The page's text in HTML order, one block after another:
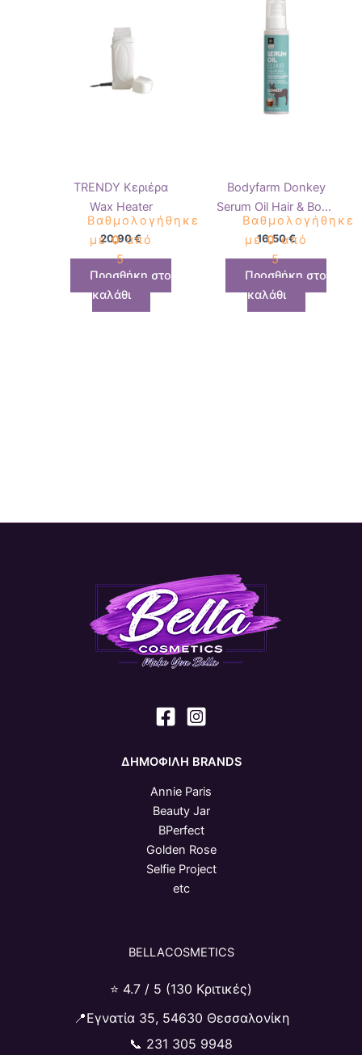
TRENDY Κεριέρα
Wax Heater
Βαθμολογήθηκε
με0από
5
20,90€
Προσθήκη στο
καλάθι
Bodyfarm Donkey
Serum Oil Hair & Body
100ml
Βαθμολογήθηκε
με0από
5
16,50€
Προσθήκη στο
καλάθι
ΔΗΜΟΦΙΛΗ BRANDS
Annie Paris
Beauty Jar
BPerfect
Golden Rose
Selfie Project
etc
BELLACOSMETICS
⭐ 4.7 / 5 (130 Κριτικές)
📍Εγνατία 35, 54630 Θεσσαλονίκη
📞 231 305 9948